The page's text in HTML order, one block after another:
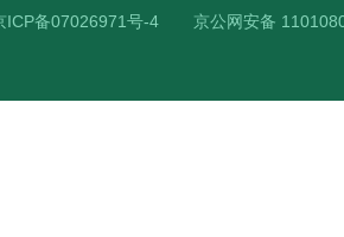
ICP备07026971号-4
京公网安备